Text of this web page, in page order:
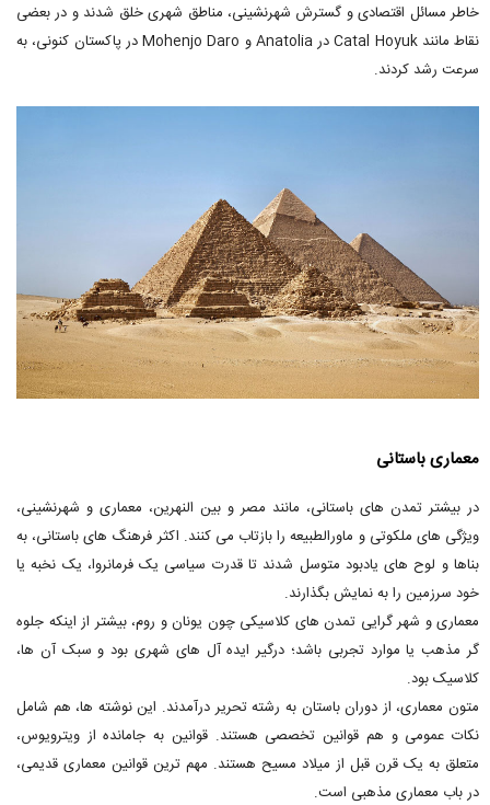
خاطر مسائل اقتصادی و گسترش شهرنشینی، مناطق شهری خلق شدند و در بعضی
نقاط مانند Catal Hoyuk در Anatolia و Mohenjo Daro در پاکستان کنونی، به
سرعت رشد کردند.
معماری باستانی
در بیشتر تمدن های باستانی، مانند مصر و بین النهرین، معماری و شهرنشینی،
ویژگی های ملکوتی و ماورالطبیعه را بازتاب می کنند. اکثر فرهنگ های باستانی، به
بناها و لوح های یادبود متوسل شدند تا قدرت سیاسی یک فرمانروا، یک نخبه یا
خود سرزمین را به نمایش بگذارند.
معماری و شهر گرایی تمدن های کلاسیکی چون یونان و روم، بیشتر از اینکه جلوه
گر مذهب یا موارد تجربی باشد؛ درگیر ایده ­آل های شهری بود و سبک آن ها،
کلاسیک بود.
متون معماری، از دوران باستان به رشته تحریر درآمدند. این نوشته ها، هم شامل
نکات عمومی و هم قوانین تخصصی هستند. قوانین به جامانده از ویترویوس،
متعلق به یک قرن قبل از میلاد مسیح هستند. مهم ترین قوانین معماری قدیمی،
در باب معماری مذهبی است.